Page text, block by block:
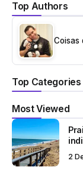
Top Authors
Coisas
Top Categories
Most Viewed
2